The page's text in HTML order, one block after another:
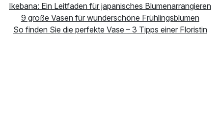
Ikebana: Ein Leitfaden für japanisches Blumenarrangieren
9 große Vasen für wunderschöne Frühlingsblumen
So finden Sie die perfekte Vase – 3 Tipps einer Floristin